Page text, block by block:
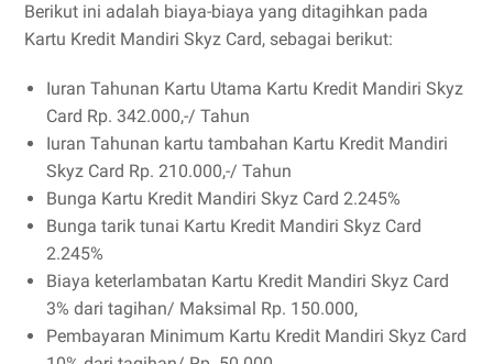
Berikut ini adalah biaya-biaya yang ditagihkan pada
Kartu Kredit Mandiri Skyz Card, sebagai berikut:
Iuran Tahunan Kartu Utama Kartu Kredit Mandiri Skyz
Card Rp. 342.000,-/ Tahun
Iuran Tahunan kartu tambahan Kartu Kredit Mandiri
Skyz Card Rp. 210.000,-/ Tahun
Bunga Kartu Kredit Mandiri Skyz Card 2.245%
Bunga tarik tunai Kartu Kredit Mandiri Skyz Card
2.245%
Biaya keterlambatan Kartu Kredit Mandiri Skyz Card
3% dari tagihan/ Maksimal Rp. 150.000,
Pembayaran Minimum Kartu Kredit Mandiri Skyz Card